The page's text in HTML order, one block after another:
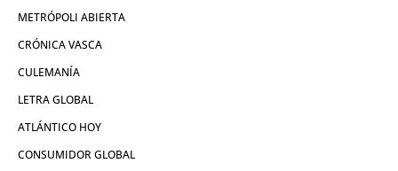
METRÓPOLI ABIERTA
CRÓNICA VASCA
CULEMANÍA
LETRA GLOBAL
ATLÁNTICO HOY
CONSUMIDOR GLOBAL